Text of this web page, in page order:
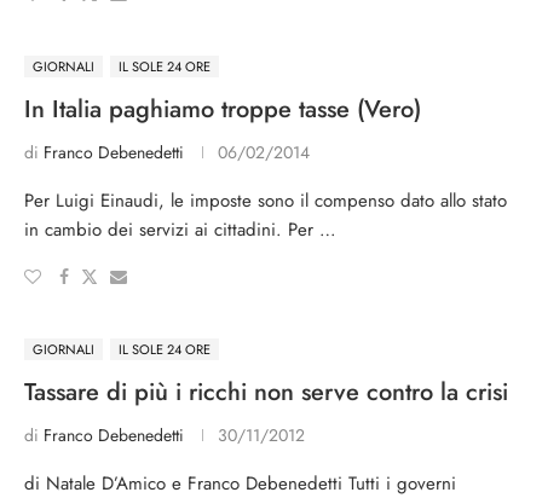
GIORNALI IL SOLE 24 ORE
In Italia paghiamo troppe tasse (Vero)
di Franco Debenedetti 06/02/2014
Per Luigi Einaudi, le imposte sono il compenso dato allo stato
in cambio dei servizi ai cittadini. Per …
GIORNALI IL SOLE 24 ORE
Tassare di più i ricchi non serve contro la crisi
di Franco Debenedetti 30/11/2012
di Natale D’Amico e Franco Debenedetti Tutti i governi